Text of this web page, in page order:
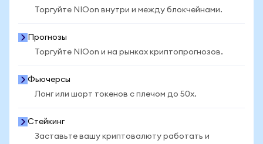
Торгуйте NIOon внутри и между блокчейнами.
Прогнозы
Торгуйте NIOon и на рынках криптопрогнозов.
Фьючерсы
Лонг или шорт токенов с плечом до 50x.
Стейкинг
Заставьте вашу криптовалюту работать и